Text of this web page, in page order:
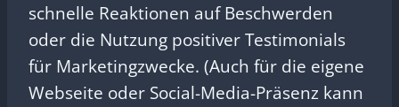
schnelle Reaktionen auf Beschwerden
oder die Nutzung positiver Testimonials
für Marketingzwecke. (Auch für die eigene
Webseite oder Social-Media-Präsenz kann